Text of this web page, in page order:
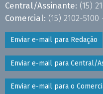
Central/Assinante: (15)
Comercial: (15) 2102-
Enviar e-mail para Redação
Enviar e-mail para Central/
Enviar e-mail para o